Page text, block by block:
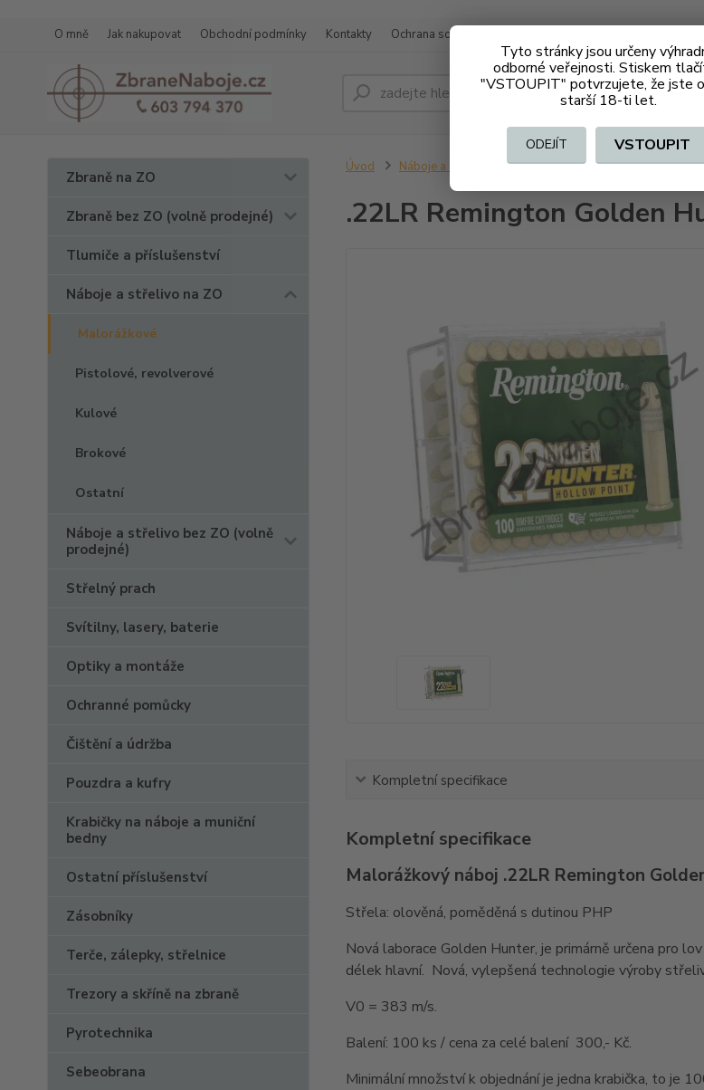
Tyto stránky jsou určeny
odborné veřejnosti. Stiskem
"VSTOUPIT" potvrzujete, že jste
starší 18-ti let.
ODEJÍT VSTOUPIT
O mně Jak nakupovat Obchodní podmínky Kontakty Ochrana soukromí
Hledat
Zbraně na ZO
Zbraně bez ZO (volně prodejné)
Tlumiče a příslušenství
Náboje a střelivo na ZO
Malorážkové
Pistolové, revolverové
Kulové
Brokové
Ostatní
Náboje a střelivo bez ZO (volně
prodejné)
Střelný prach
Svítilny, lasery, baterie
Optiky a montáže
Ochranné pomůcky
Čištění a údržba
Pouzdra a kufry
Krabičky na náboje a muniční
bedny
Ostatní příslušenství
Zásobníky
Terče, zálepky, střelnice
Trezory a skříně na zbraně
Pyrotechnika
Sebeobrana
Úvod Náboje a střelivo na ZO Malorážkové .22LR
.22LR Remington Golden
Kompletní specifikace
Kompletní specifikace
Malorážkový náboj .22LR Remington
Střela: olověná, poměděná s dutinou PHP
Nová laborace Golden Hunter, je primárně určena pro
délek hlavní. Nová, vylepšená technologie výroby
V0 = 383 m/s.
Balení: 100 ks / cena za celé balení 300,- Kč.
Minimální množství k objednání je jedna krabička, to je